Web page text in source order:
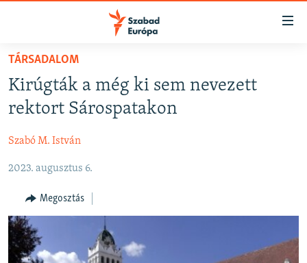
Akadálymentes
Ugrás
fő
oldalra
Ugrás
NAPIRENDEN
AKTUÁLIS
VIDEÓK
ELEMZŐ
NER15
SZABADON
TÁRSADALOM
TÁRSADALOM
Kirúgták a még ki sem nevezett
rektort Sárospatakon
Szabó M. István
2023. augusztus 6.
Megosztás
FELIRATKOZÁS